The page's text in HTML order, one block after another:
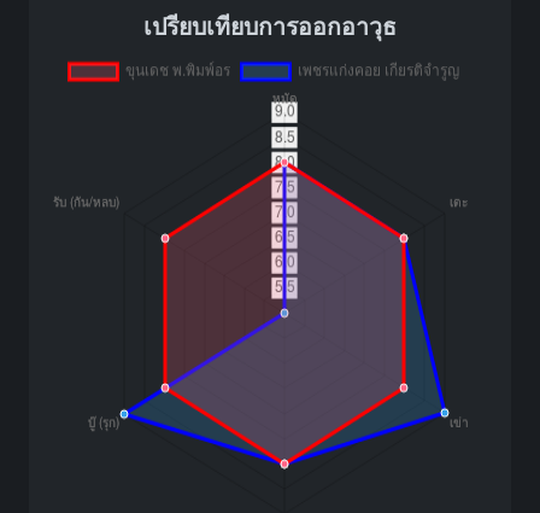
เปรียบเทียบการออกอาวุธ